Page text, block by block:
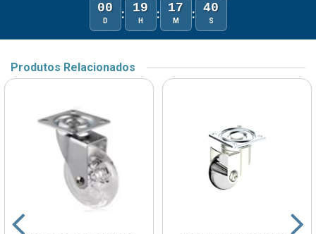
00
D : 19
H : 17
M : 40
S
Produtos Relacionados